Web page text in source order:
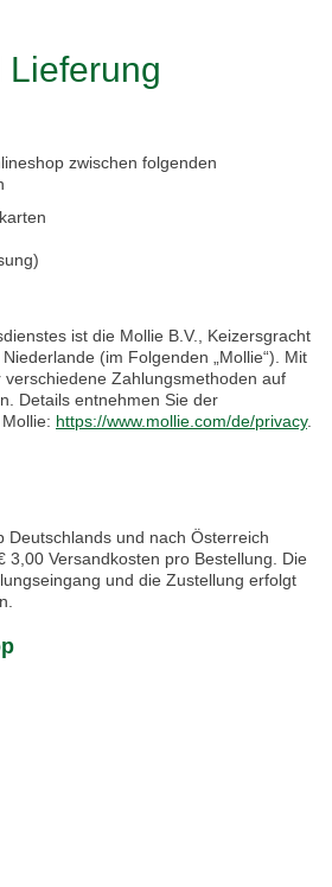
zwischen folgenden
ist die Mollie B.V., Keizersgracht
(im Folgenden „Mollie“). Mit
Zahlungsmethoden auf
Details entnehmen Sie der
https://www.mollie.com/de/privacy.
Deutschlands und nach Österreich
3,00 Versandkosten pro Bestellung. Die
und die Zustellung erfolgt